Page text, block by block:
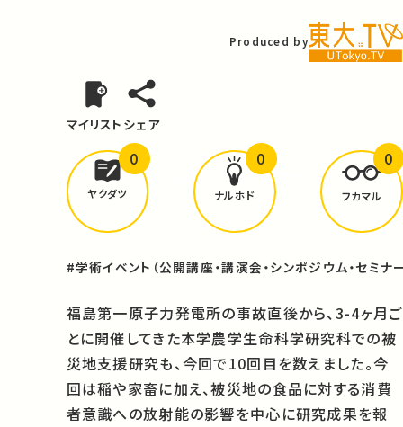
Produced by
マイリスト シェア
どんな学びがありましたか？
ヤクダツ
0
ナルホド
0
フカマル
0
#学術イベント（公開講座・講演会・シンポジウム・セミナ
福島第一原子力発電所の事故直後から、3-4ヶ月ご
とに開催してきた本学農学生命科学研究科での被
災地支援研究も、今回で10回目を数えました。今
回は稲や家畜に加え、被災地の食品に対する消費
者意識への放射能の影響を中心に研究成果を報